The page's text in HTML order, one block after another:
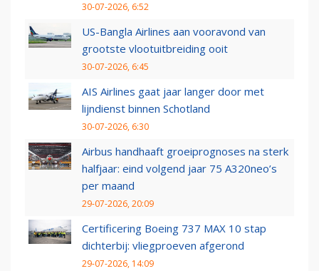
30-07-2026, 6:52
US-Bangla Airlines aan vooravond van
grootste vlootuitbreiding ooit
30-07-2026, 6:45
AIS Airlines gaat jaar langer door met
lijndienst binnen Schotland
30-07-2026, 6:30
Airbus handhaaft groeiprognoses na sterk
halfjaar: eind volgend jaar 75 A320neo’s
per maand
29-07-2026, 20:09
Certificering Boeing 737 MAX 10 stap
dichterbij: vliegproeven afgerond
29-07-2026, 14:09